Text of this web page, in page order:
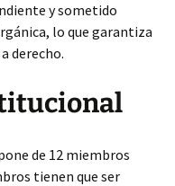
y sometido
lo que garantiza
derecho.
de 12 miembros
tienen que ser